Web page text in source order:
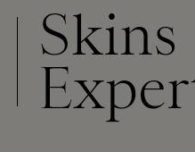
Skins